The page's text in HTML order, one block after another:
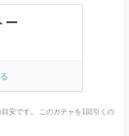
ー
安です。 このガチャを1回引くの